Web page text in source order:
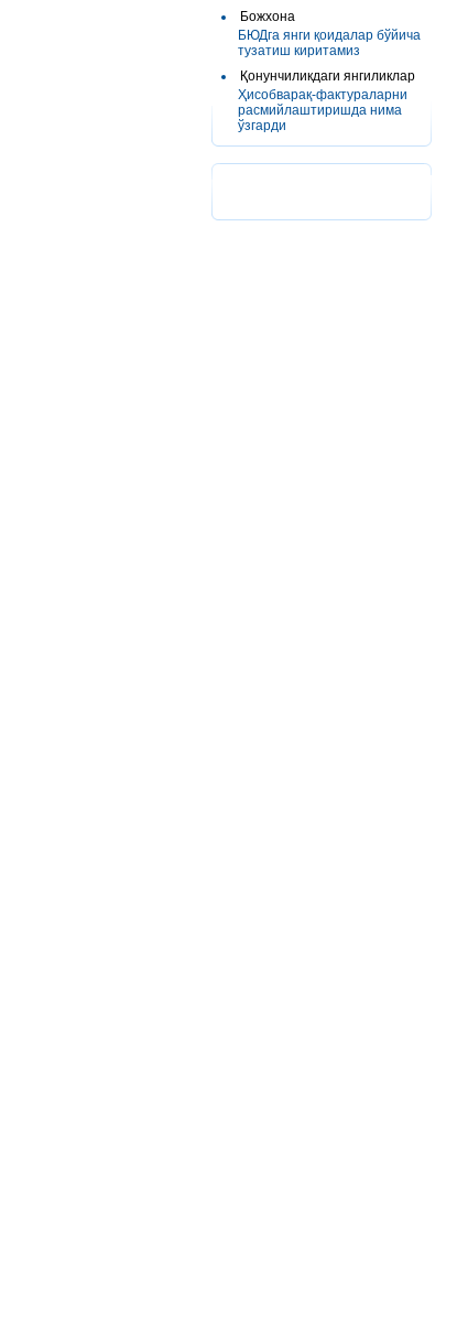
Божхона
БЮДга янги қоидалар бўйича
тузатиш киритамиз
Қонунчиликдаги янгиликлар
Ҳисобварақ-фактураларни
расмийлаштиришда нима
ўзгарди